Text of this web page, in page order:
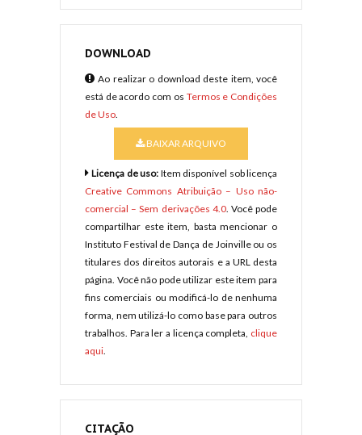
DOWNLOAD
Ao realizar o download deste item, você
está de acordo com os Termos e Condições
de Uso.
BAIXAR ARQUIVO
Licença de uso: Item disponível sob licença
Creative Commons Atribuição – Uso não-
comercial – Sem derivações 4.0. Você pode
compartilhar este item, basta mencionar o
Instituto Festival de Dança de Joinville ou os
titulares dos direitos autorais e a URL desta
página. Você não pode utilizar este item para
fins comerciais ou modificá-lo de nenhuma
forma, nem utilizá-lo como base para outros
trabalhos. Para ler a licença completa, clique
aqui.
CITAÇÃO